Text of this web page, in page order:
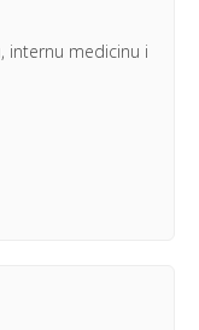
internu medicinu i